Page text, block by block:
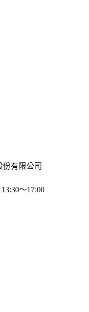
份有限公司
～17:00